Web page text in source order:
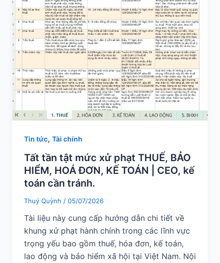
Tin tức, Tài chính
Tất tần tật mức xử phạt THUẾ, BẢO
HIỂM, HOÁ ĐƠN, KẾ TOÁN | CEO, kế
toán cần tránh.
Thuý Quỳnh / 05/07/2026
Tài liệu này cung cấp hướng dẫn chi tiết về
khung xử phạt hành chính trong các lĩnh vực
trọng yếu bao gồm thuế, hóa đơn, kế toán,
lao động và bảo hiểm xã hội tại Việt Nam. Nội